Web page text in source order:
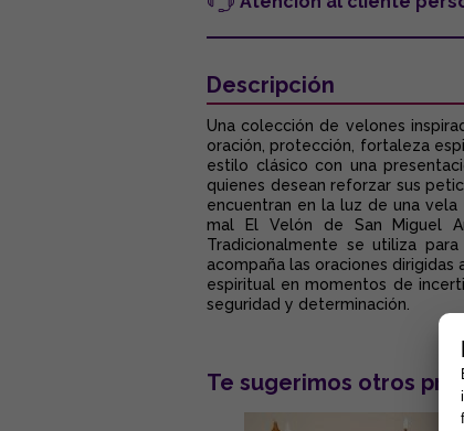
Descripción
Una colección de velones
oración, protección, fortaleza
estilo clásico con una
quienes desean reforzar sus
encuentran en la luz de una vela
mal El Velón de San Miguel
Tradicionalmente se utiliza
acompaña las oraciones
espiritual en momentos de
seguridad y determinación.
Te sugerimos otros